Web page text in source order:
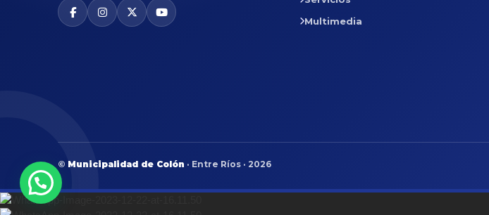
Multimedia
© Municipalidad de Colón · Entre Ríos · 2026